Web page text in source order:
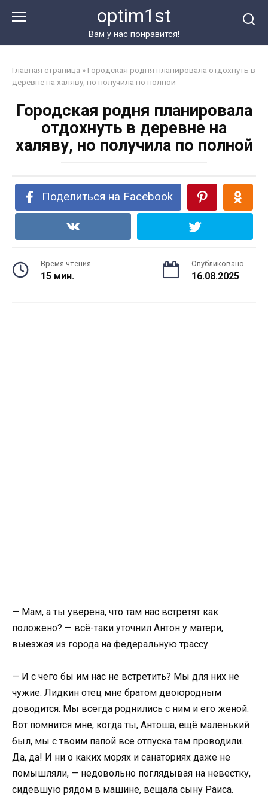
optim1st
Вам у нас понравится!
Главная страница » Городская родня планировала отдохнуть в
деревне на халяву, но получила по полной
Городская родня планировала
отдохнуть в деревне на
халяву, но получила по полной
Поделиться на Facebook
Время чтения
15 мин.
Опубликовано
16.08.2025
— Мам, а ты уверена, что там нас встретят как
положено? — всё-таки уточнил Антон у матери,
выезжая из города на федеральную трассу.
— И с чего бы им нас не встретить? Мы для них не
чужие. Лидкин отец мне братом двоюродным
доводится. Мы всегда роднились с ним и его женой.
Вот помнится мне, когда ты, Антоша, ещё маленький
был, мы с твоим папой все отпуска там проводили.
Да, да! И ни о каких морях и санаториях даже не
помышляли, — недовольно поглядывая на невестку,
сидевшую рядом в машине, вещала сыну Раиса.